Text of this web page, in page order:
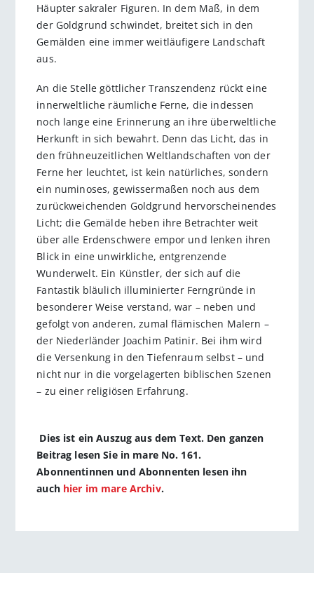
Häupter sakraler Figuren. In dem Maß, in dem
der Goldgrund schwindet, breitet sich in den
Gemälden eine immer weitläufigere Landschaft
aus.
An die Stelle göttlicher Trans­zendenz rückt eine
innerweltliche räumliche Ferne, die indessen
noch lange eine Erinnerung an ihre überweltliche
Herkunft in sich bewahrt. Denn das Licht, das in
den frühneuzeitlichen Weltlandschaften von der
Ferne her leuchtet, ist kein natürliches, sondern
ein numinoses, gewissermaßen noch aus dem
zurückweichenden Goldgrund hervorscheinendes
Licht; die Gemälde heben ihre Betrachter weit
über alle Erdenschwere empor und lenken ihren
Blick in eine unwirkliche, entgrenzende
Wunderwelt. Ein Künstler, der sich auf die
Fantastik bläulich illuminierter Ferngründe in
besonderer Weise verstand, war – neben und
gefolgt von anderen, zumal flämischen Malern –
der Niederländer Joachim Patinir. Bei ihm wird
die Versenkung in den Tiefenraum selbst – und
nicht nur in die vorgelagerten biblischen Szenen
– zu einer religiö­sen Erfahrung.
Dies ist ein Auszug aus dem Text. Den ganzen
Beitrag lesen Sie in mare No. 161.
Abonnentinnen und Abonnenten lesen ihn
auch hier im mare Archiv.